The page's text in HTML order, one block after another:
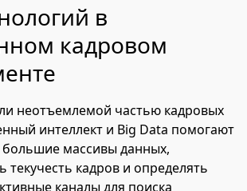
в
кадровом
неотъемлемой частью кадровых
интеллект и Big Data помогают
большие массивы данных,
текучесть кадров и определять
каналы для поиска